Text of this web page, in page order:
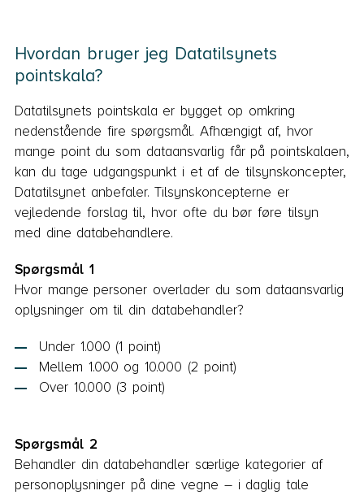
Hvordan bruger jeg Datatilsynets
pointskala?
Datatilsynets pointskala er bygget op omkring
nedenstående fire spørgsmål. Afhængigt af, hvor
mange point du som dataansvarlig får på pointskalaen,
kan du tage udgangspunkt i et af de tilsynskoncepter,
Datatilsynet anbefaler. Tilsynskoncepterne er
vejledende forslag til, hvor ofte du bør føre tilsyn
med dine databehandlere.
Spørgsmål 1
Hvor mange personer overlader du som dataansvarlig
oplysninger om til din databehandler?
Under 1.000 (1 point)
Mellem 1.000 og 10.000 (2 point)
Over 10.000 (3 point)
Spørgsmål 2
Behandler din databehandler særlige kategorier af
personoplysninger på dine vegne – i daglig tale